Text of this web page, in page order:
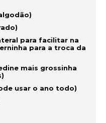
para facilitar na
para a troca da
mais grossinha
usar o ano todo)